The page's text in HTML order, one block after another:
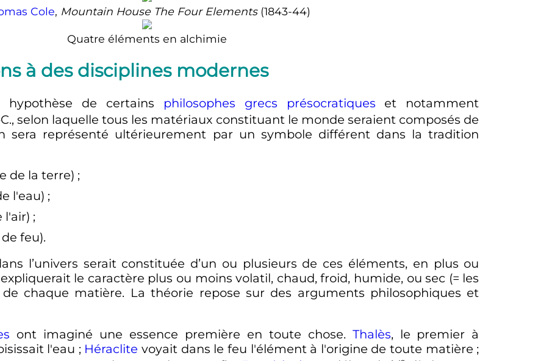
Cole, Mountain House The Four Elements(1843-44)
Quatre éléments en alchimie
à des disciplines modernes
hypothèse de certains philosophes grecs présocratiques et notamment
, selon laquelle tous les matériaux constituant le monde seraient composés de
sera représenté ultérieurement par un symbole différent dans la tradition
) ;
) ;
) ;
).
l’univers serait constituée d’un ou plusieurs de ces éléments, en plus ou
le caractère plus ou moins volatil, chaud, froid, humide, ou sec (= les
chaque matière. La théorie repose sur des arguments philosophiques et
ont imaginé une essence première en toute chose. Thalès, le premier à
l'eau ; Héraclite voyait dans le feu l'élément à l'origine de toute matière ;